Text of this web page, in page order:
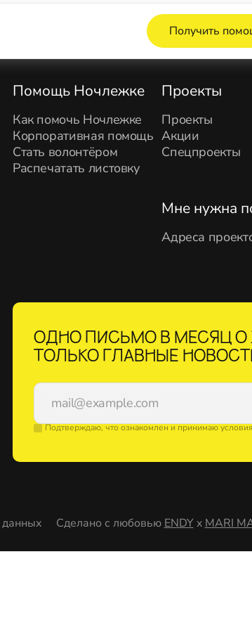
Получить
Помощь Ночлежке
Как помочь Ночлежке
Корпоративная помощь
Стать волонтёром
Распечатать листовку
Проекты
Проекты
Акции
Спецпроекты
Мне нужна
Адреса
ОДНО ПИСЬМО В МЕСЯЦ
ТОЛЬКО ГЛАВНЫЕ
Подтверждаю, что ознакомлен и принимаю
данных Сделано с любовью ENDY x MARI